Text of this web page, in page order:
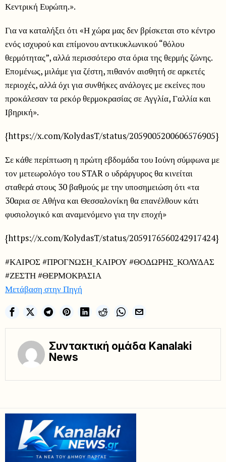
Κεντρική Ευρώπη.».
Για να καταλήξει ότι «Η χώρα μας δεν βρίσκεται στο κέντρο
ενός ισχυρού και επίμονου αντικυκλωνικού “θόλου
θερμότητας”, αλλά περισσότερο στα όρια της θερμής ζώνης.
Επομένως, μιλάμε για ζέστη, πιθανόν αισθητή σε αρκετές
περιοχές, αλλά όχι για συνθήκες ανάλογες με εκείνες που
προκάλεσαν τα ρεκόρ θερμοκρασίας σε Αγγλία, Γαλλία και
Ιβηρική».
{https://x.com/KolydasT/status/2059005200606576905}
Σε κάθε περίπτωση η πρώτη εβδομάδα του Ιούνη σύμφωνα με
τον μετεωρολόγο του STAR ο υδράργυρος θα κινείται
σταθερά στους 30 βαθμούς με την υποσημειώση ότι «τα
30αρια σε Αθήνα και Θεσσαλονίκη θα επανέλθουν κάτι
φυσιολογικό και αναμενόμενο για την εποχή»
{https://x.com/KolydasT/status/2059176560242917424}
#ΚΑΙΡΟΣ #ΠΡΟΓΝΩΣΗ_ΚΑΙΡΟΥ #ΘΟΔΩΡΗΣ_ΚΟΛΥΔΑΣ
#ΖΕΣΤΗ #ΘΕΡΜΟΚΡΑΣΙΑ
Μετάβαση στην Πηγή
Συντακτική ομάδα Kanalaki
News